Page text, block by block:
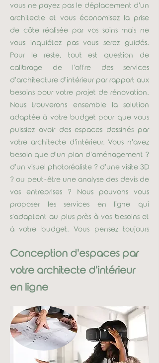
différent et unique mais voici quelques
cas courants pour lesquels nous pouvons
intervenir et vous proposer un
accompagnement sur-mesure avec un
rapport qualité-prix imbattable:
Vos travaux de rénovation partielle ou
totale
Vos achats sur plans ou en VEFA
Vos conceptions de mobiliers et de
cuisines
Vos ambiances de décoration avec une
planche tendance
vous ne payez pas le déplacement d'un
architecte et vous économisez la prise
de côte réalisée par vos soins mais ne
vous inquiétez pas vous serez guidés.
Pour le reste, tout est question de
calibrage de l'offre des services
d'architecture d'intérieur par rapport aux
besoins pour votre projet de rénovation.
Nous trouverons ensemble la solution
adaptée à votre budget pour que vous
puissiez avoir des espaces dessinés par
votre architecte d'intérieur. Vous n'avez
besoin que d'un plan d'aménagement ?
d'un visuel photoréaliste ? d'une visite 3D
? ou peut-être une analyse des devis de
vos entreprises ? Nous pouvons vous
proposer les services en ligne qui
s'adaptent au plus près à vos besoins et
à votre budget. Vous pensez toujours
pour vous ? Demandez et vous verrez.
Conception d'espaces par
votre architecte d'intérieur
en ligne